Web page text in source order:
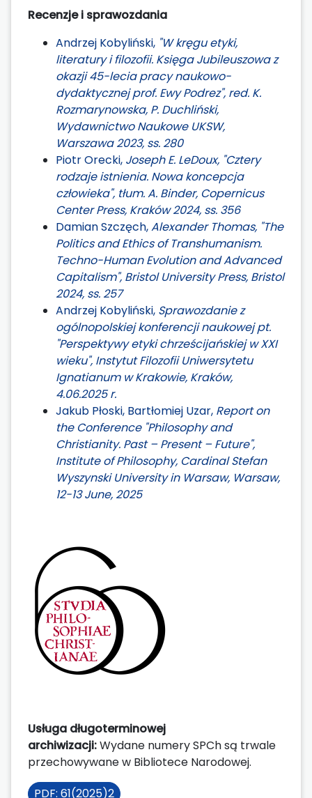
Recenzje i sprawozdania
Andrzej Kobyliński, "W kręgu etyki,
literatury i filozofii. Księga Jubileuszowa z
okazji 45-lecia pracy naukowo-
dydaktycznej prof. Ewy Podrez", red. K.
Rozmarynowska, P. Duchliński,
Wydawnictwo Naukowe UKSW,
Warszawa 2023, ss. 280
Piotr Orecki, Joseph E. LeDoux, "Cztery
rodzaje istnienia. Nowa koncepcja
człowieka", tłum. A. Binder, Copernicus
Center Press, Kraków 2024, ss. 356
Damian Szczęch,Alexander Thomas, "The
Politics and Ethics of Transhumanism.
Techno-Human Evolution and Advanced
Capitalism", Bristol University Press, Bristol
2024, ss. 257
Andrzej Kobyliński, Sprawozdanie z
ogólnopolskiej konferencji naukowej pt.
"Perspektywy etyki chrześcijańskiej w XXI
wieku", Instytut Filozofii Uniwersytetu
Ignatianum w Krakowie, Kraków,
4.06.2025 r.
Jakub Płoski, Bartłomiej Uzar, Report on
the Conference "Philosophy and
Christianity. Past – Present – Future",
Institute of Philosophy, Cardinal Stefan
Wyszynski University in Warsaw, Warsaw,
12-13 June, 2025
Usługa długoterminowej
archiwizacji:Wydane numery SPCh są trwale
przechowywane w Bibliotece Narodowej.
PDF: 61(2025)2